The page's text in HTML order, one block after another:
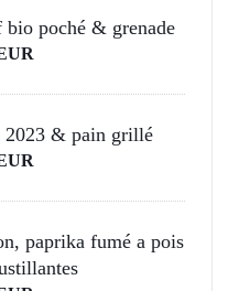
bio poché & grenade
2023 & pain grillé
paprika fumé a pois